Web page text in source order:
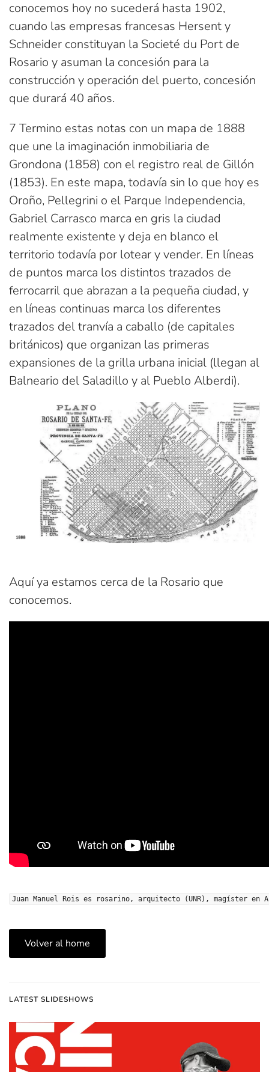
conocemos hoy no sucederá hasta 1902,
cuando las empresas francesas Hersent y
Schneider constituyan la Societé du Port de
Rosario y asuman la concesión para la
construcción y operación del puerto, concesión
que durará 40 años.
7 Termino estas notas con un mapa de 1888
que une la imaginación inmobiliaria de
Grondona (1858) con el registro real de Gillón
(1853). En este mapa, todavía sin lo que hoy es
Oroño, Pellegrini o el Parque Independencia,
Gabriel Carrasco marca en gris la ciudad
realmente existente y deja en blanco el
territorio todavía por lotear y vender. En líneas
de puntos marca los distintos trazados de
ferrocarril que abrazan a la pequeña ciudad, y
en líneas continuas marca los diferentes
trazados del tranvía a caballo (de capitales
británicos) que organizan las primeras
expansiones de la grilla urbana inicial (llegan al
Balneario del Saladillo y al Pueblo Alberdi).
Aquí ya estamos cerca de la Rosario que
conocemos.
Juan Manuel Rois es rosarino, arquitecto (UNR), magíster
Volver al home
LATEST SLIDESHOWS